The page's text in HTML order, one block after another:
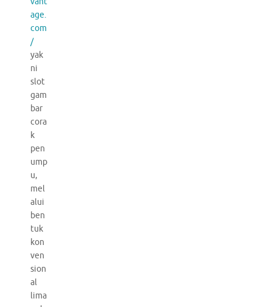
age.
com
/
yak
ni
slot
gam
bar
cora
k
pen
ump
u,
mel
alui
ben
tuk
kon
ven
sion
al
lima